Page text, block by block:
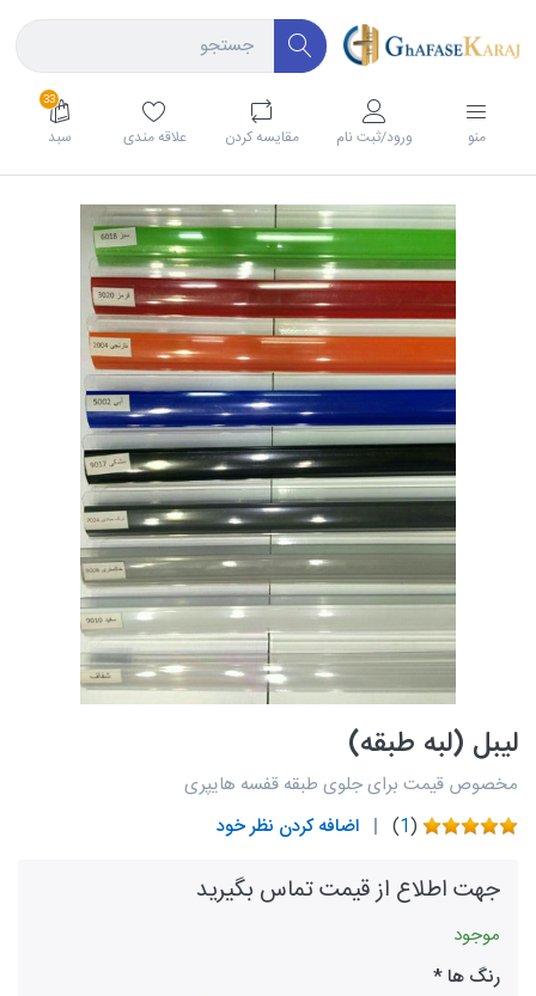
منو ورود/ثبت نام مقايسه كردن علاقه مندی
33
سبد
لیبل (لبه طبقه)
مخصوص قیمت برای جلوی طبقه قفسه هایپری
(
1
) اضافه کردن نظر خود
جهت اطلاع از قیمت تماس بگیرید
موجود
رنگ ها